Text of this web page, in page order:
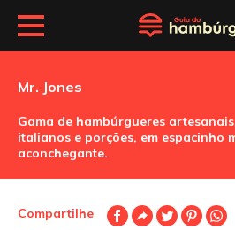
Mr. Jones
Gama de hambúrgueres
italianos e porções, em espacinho
aconchegante.
Compartilhe